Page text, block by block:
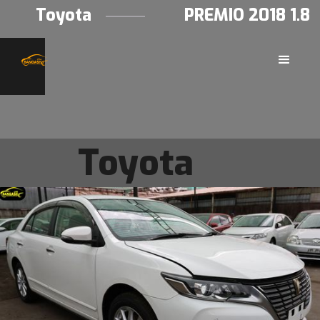
Toyota PREMIO 2018 1.8
Toyota